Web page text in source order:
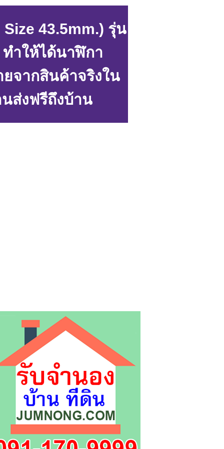
43.5mm.) รุ่น
ทำให้ได้นาฬิกา
จากสินค้าจริงใน
ส่งฟรีถึงบ้าน